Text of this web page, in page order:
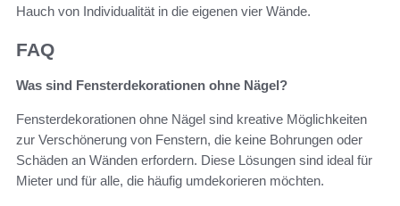
Hauch von Individualität in die eigenen vier Wände.
FAQ
Was sind Fensterdekorationen ohne Nägel?
Fensterdekorationen ohne Nägel sind kreative Möglichkeiten
zur Verschönerung von Fenstern, die keine Bohrungen oder
Schäden an Wänden erfordern. Diese Lösungen sind ideal für
Mieter und für alle, die häufig umdekorieren möchten.